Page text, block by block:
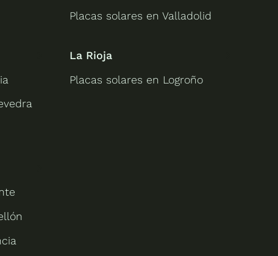
Placas solares en Valladolid
La Rioja
Placas solares en Logroño